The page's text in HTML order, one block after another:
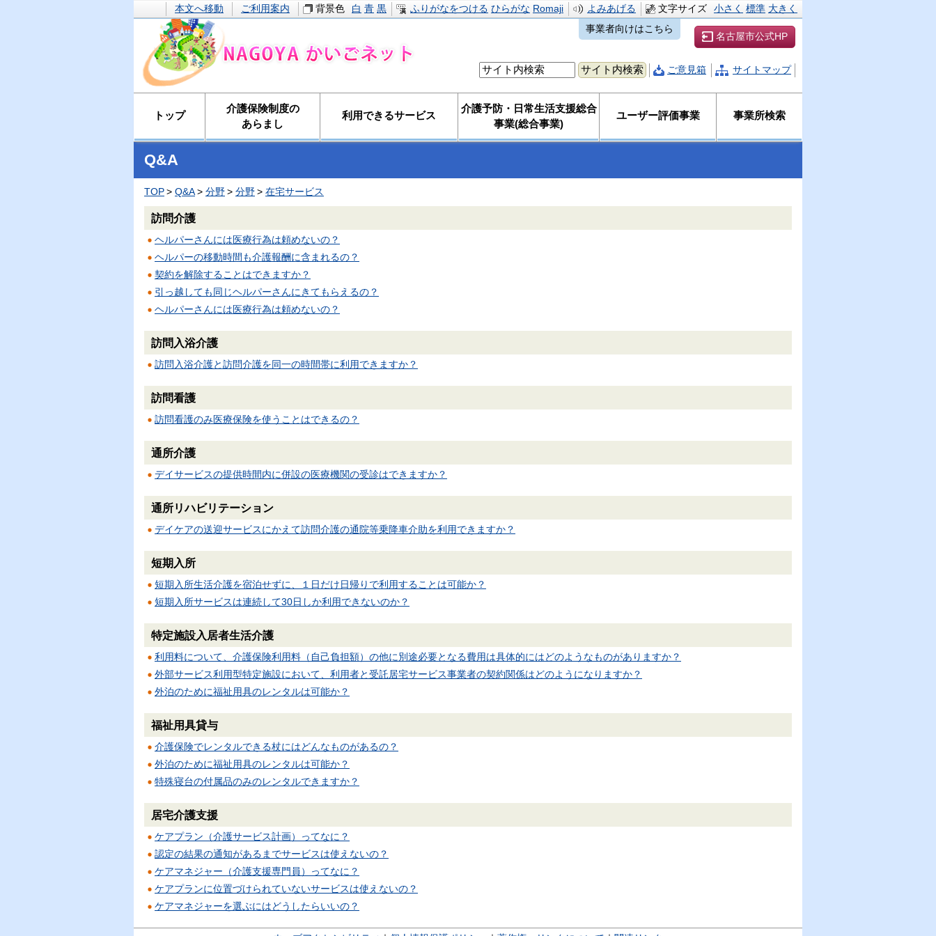
本文へ移動 ご利用案内 背景色 白 青 黒 ふりがなをつける ひらがな Romaji よみあげる 文字サイズ 小さく 標準 大きく
名古屋市公式HP
事業者向けはこちら
ご意見箱 サイトマップ
トップ
介護保険制度の
あらまし
利用できるサービス
介護予防・日常生活支援総合
事業(総合事業)
ユーザー評価事業 事業所検索
Q&A
TOP Q&A 分野 分野 在宅サービス
訪問介護
ヘルパーさんには医療行為は頼めないの？
ヘルパーの移動時間も介護報酬に含まれるの？
契約を解除することはできますか？
引っ越しても同じヘルパーさんにきてもらえるの？
ヘルパーさんには医療行為は頼めないの？
訪問入浴介護
訪問入浴介護と訪問介護を同一の時間帯に利用できますか？
訪問看護
訪問看護のみ医療保険を使うことはできるの？
通所介護
デイサービスの提供時間内に併設の医療機関の受診はできますか？
通所リハビリテーション
デイケアの送迎サービスにかえて訪問介護の通院等乗降車介助を利用できますか？
短期入所
短期入所生活介護を宿泊せずに、１日だけ日帰りで利用することは可能か？
短期入所サービスは連続して30日しか利用できないのか？
特定施設入居者生活介護
利用料について、介護保険利用料（自己負担額）の他に別途必要となる費用は具体的にはどのようなものがありますか？
外部サービス利用型特定施設において、利用者と受託居宅サービス事業者の契約関係はどのようになりますか？
外泊のために福祉用具のレンタルは可能か？
福祉用具貸与
介護保険でレンタルできる杖にはどんなものがあるの？
外泊のために福祉用具のレンタルは可能か？
特殊寝台の付属品のみのレンタルできますか？
居宅介護支援
ケアプラン（介護サービス計画）ってなに？
認定の結果の通知があるまでサービスは使えないの？
ケアマネジャー（介護支援専門員）ってなに？
ケアプランに位置づけられていないサービスは使えないの？
ケアマネジャーを選ぶにはどうしたらいいの？